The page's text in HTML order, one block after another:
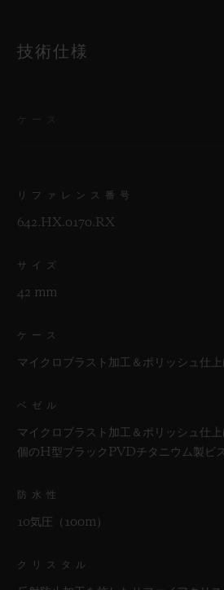
技術仕様
リファレンス番号
642.HX.0170.RX
サイズ
42 mm
ケース
マイクロブラスト加工＆ポリッシュ仕
ベゼル
マイクロブラスト加工＆ポリッシュ仕
個のH型ブラックPVDチタニウム製ビ
防水性
10気圧（100m）
クリスタル